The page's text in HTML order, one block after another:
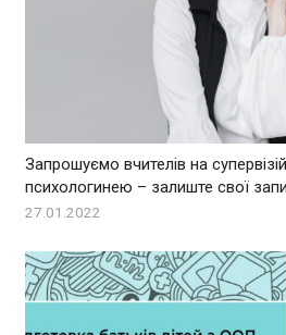
Запрошуємо вчителів на
психологинею – залиште свої
27.01.2022